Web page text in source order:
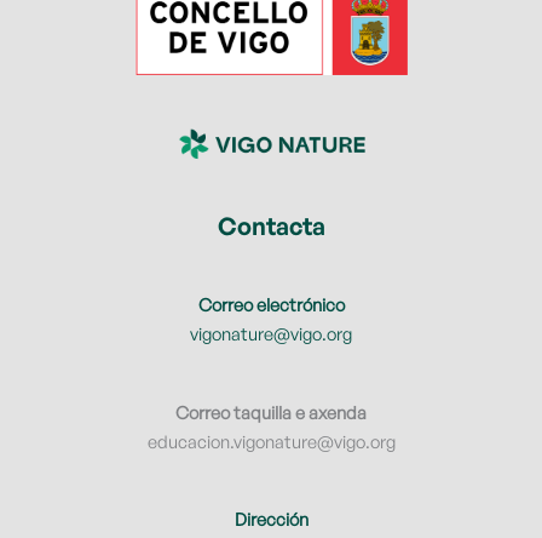
Contacta
Correo electrónico
vigonature@vigo.org
Correo taquilla e axenda
educacion.vigonature@vigo.org
Dirección